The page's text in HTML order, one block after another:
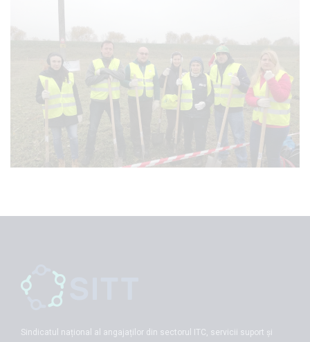
Sindicatul național al angajaților din sectorul ITC, servicii suport și